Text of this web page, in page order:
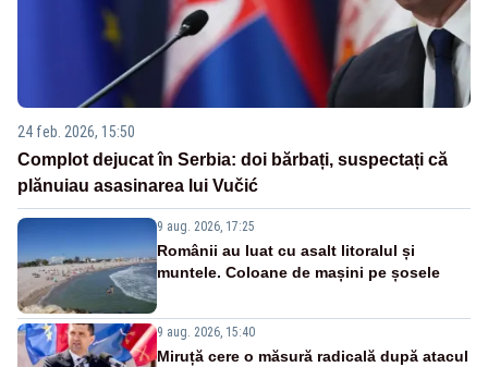
24 feb. 2026, 15:50
Complot dejucat în Serbia: doi bărbați, suspectați că
plănuiau asasinarea lui Vučić
9 aug. 2026, 17:25
Românii au luat cu asalt litoralul și
muntele. Coloane de mașini pe șosele
9 aug. 2026, 15:40
Miruță cere o măsură radicală după atacul